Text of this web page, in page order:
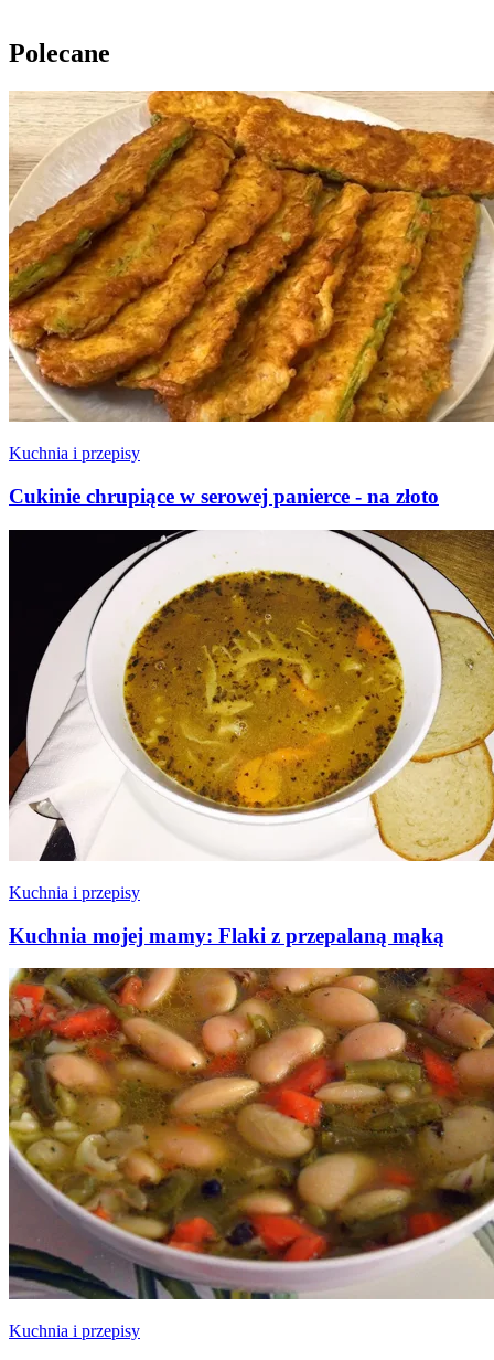
Polecane
Kuchnia i przepisy
Cukinie chrupiące w serowej panierce - na złoto
Kuchnia i przepisy
Kuchnia mojej mamy: Flaki z przepalaną mąką
Kuchnia i przepisy